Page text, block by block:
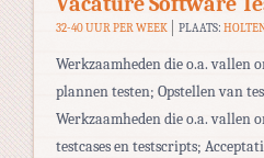
32-40 UUR PER WEEK PLAATS:
Werkzaamheden die o.a. vallen
plannen testen; Opstellen van
Werkzaamheden die o.a.
testcases en testscripts;